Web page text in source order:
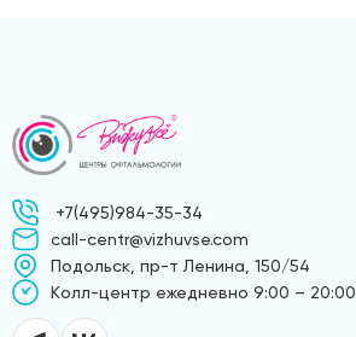
+7(495)984-35-34
call-centr@vizhuvse.com
Подольск, пр-т Ленина, 150/54
Kолл-центр ежедневно 9:00 – 20:00